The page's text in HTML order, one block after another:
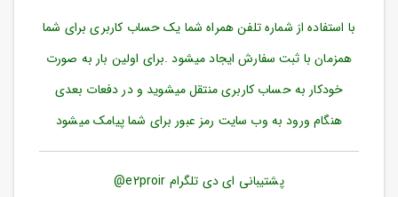
بازیابی
رمز
مندی
ها
با استفاده از شماره تلفن همراه شما یک حساب کاربری برای شما
همزمان با ثبت سفارش ایجاد میشود .برای اولین بار به صورت
خودکار به حساب کاربری منتقل میشوید و در دفعات بعدی
هنگام ورود به وب سایت رمز عبور برای شما پیامک میشود
پشتیبانی ای دی تلگرام e2proir@